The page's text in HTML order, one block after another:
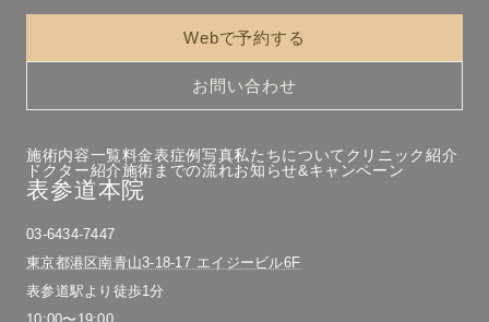
Webで予約する
お問い合わせ
施術内容一覧料金表症例写真私たちについて クリニック紹介
ドクター紹介施術までの流れお知らせ&キャンペーン
表参道本院
03-6434-7447
東京都港区南青山3-18-17 エイジービル6F
表参道駅より徒歩1分